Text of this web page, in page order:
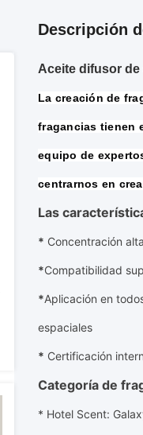
Descripción
Aceite difusor
La creación de
fragancias tienen
equipo de
centrarnos en
Las
* Concentración alta
*Compatibilidad
*Aplicación en
espaciales
* Certificación
Categoría de
* Hotel Scent: